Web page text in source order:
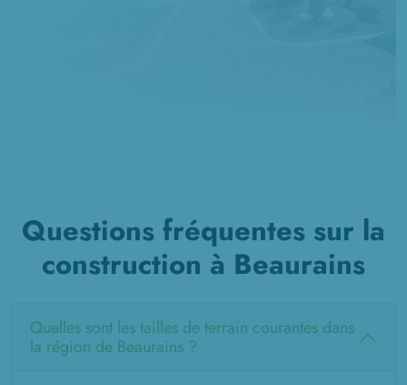
Questions fréquentes sur la
construction à Beaurains
Quelles sont les tailles de terrain courantes dans
la région de Beaurains ?